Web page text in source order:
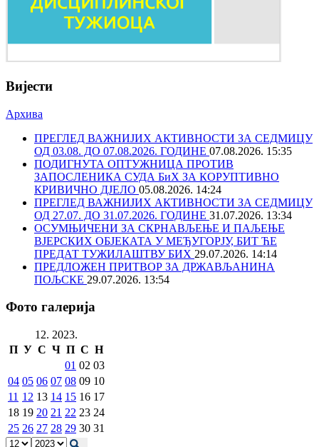
Вијести
Архива
ПРЕГЛЕД ВАЖНИЈИХ АКТИВНОСТИ ЗА СЕДМИЦУ
ОД 03.08. ДО 07.08.2026. ГОДИНЕ 07.08.2026. 15:35
ПОДИГНУТА ОПТУЖНИЦА ПРОТИВ
ЗАПОСЛЕНИКА СУДА БиХ ЗА КОРУПТИВНО
КРИВИЧНО ДЈЕЛО 05.08.2026. 14:24
ПРЕГЛЕД ВАЖНИЈИХ АКТИВНОСТИ ЗА СЕДМИЦУ
ОД 27.07. ДО 31.07.2026. ГОДИНЕ 31.07.2026. 13:34
ОСУМЊИЧЕНИ ЗА СКРНАВЉЕЊЕ И ПАЉЕЊЕ
ВЈЕРСКИХ ОБЈЕКАТА У МЕЂУГОРЈУ, БИТ ЋЕ
ПРЕДАТ ТУЖИЛАШТВУ БИХ 29.07.2026. 14:14
ПРЕДЛОЖЕН ПРИТВОР ЗА ДРЖАВЉАНИНА
ПОЉСКЕ 29.07.2026. 13:54
Фото галерија
12. 2023.
П У С Ч П С Н
01 02 03
04 05 06 07 08 09 10
11 12 13 14 15 16 17
18 19 20 21 22 23 24
25 26 27 28 29 30 31